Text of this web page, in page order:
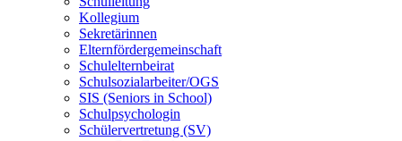
Kollegium
Sekretärinnen
Elternfördergemeinschaft
Schulelternbeirat
Schulsozialarbeiter/OGS
SIS (Seniors in School)
Schulpsychologin
Schülervertretung (SV)